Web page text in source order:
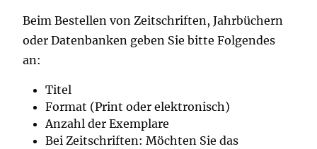
Beim Bestellen von Zeitschriften, Jahrbüchern
oder Datenbanken geben Sie bitte Folgendes
an:
Titel
Format (Print oder elektronisch)
Anzahl der Exemplare
Bei Zeitschriften: Möchten Sie das